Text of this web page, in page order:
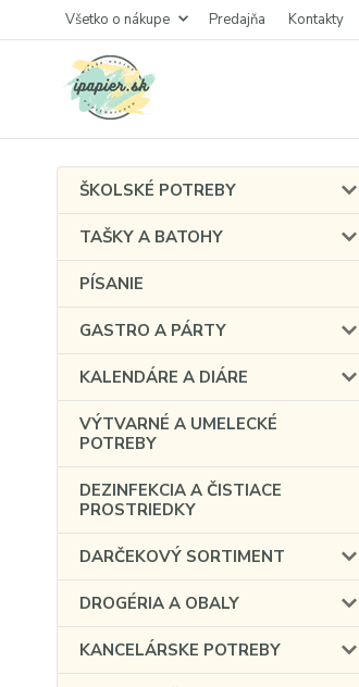
Všetko o nákupe Predajňa Kontakty
ŠKOLSKÉ POTREBY
TAŠKY A BATOHY
PÍSANIE
GASTRO A PÁRTY
KALENDÁRE A DIÁRE
VÝTVARNÉ A UMELECKÉ
POTREBY
DEZINFEKCIA A ČISTIACE
PROSTRIEDKY
DARČEKOVÝ SORTIMENT
DROGÉRIA A OBALY
KANCELÁRSKE POTREBY